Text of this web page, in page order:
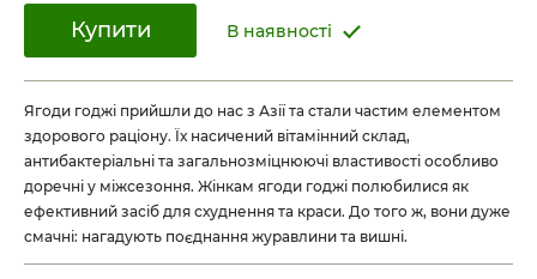
Ягоди годжі прийшли до нас з Азії та стали частим елементом
здорового раціону. Їх насичений вітамінний склад,
антибактеріальні та загальнозміцнюючі властивості особливо
доречні у міжсезоння. Жінкам ягоди годжі полюбилися як
ефективний засіб для схуднення та краси. До того ж, вони дуже
смачні: нагадують поєднання журавлини та вишні.
Купити В наявності